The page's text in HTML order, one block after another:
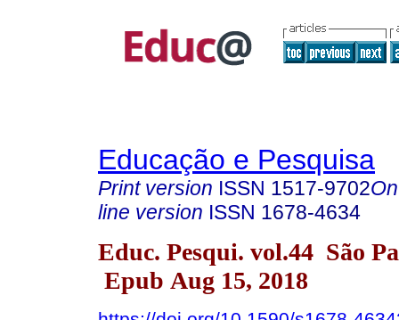
Educação e Pesquisa
Print version ISSN 1517-9702
line version ISSN 1678-4634
Educ. Pesqui. vol.44 São
Epub Aug 15, 2018